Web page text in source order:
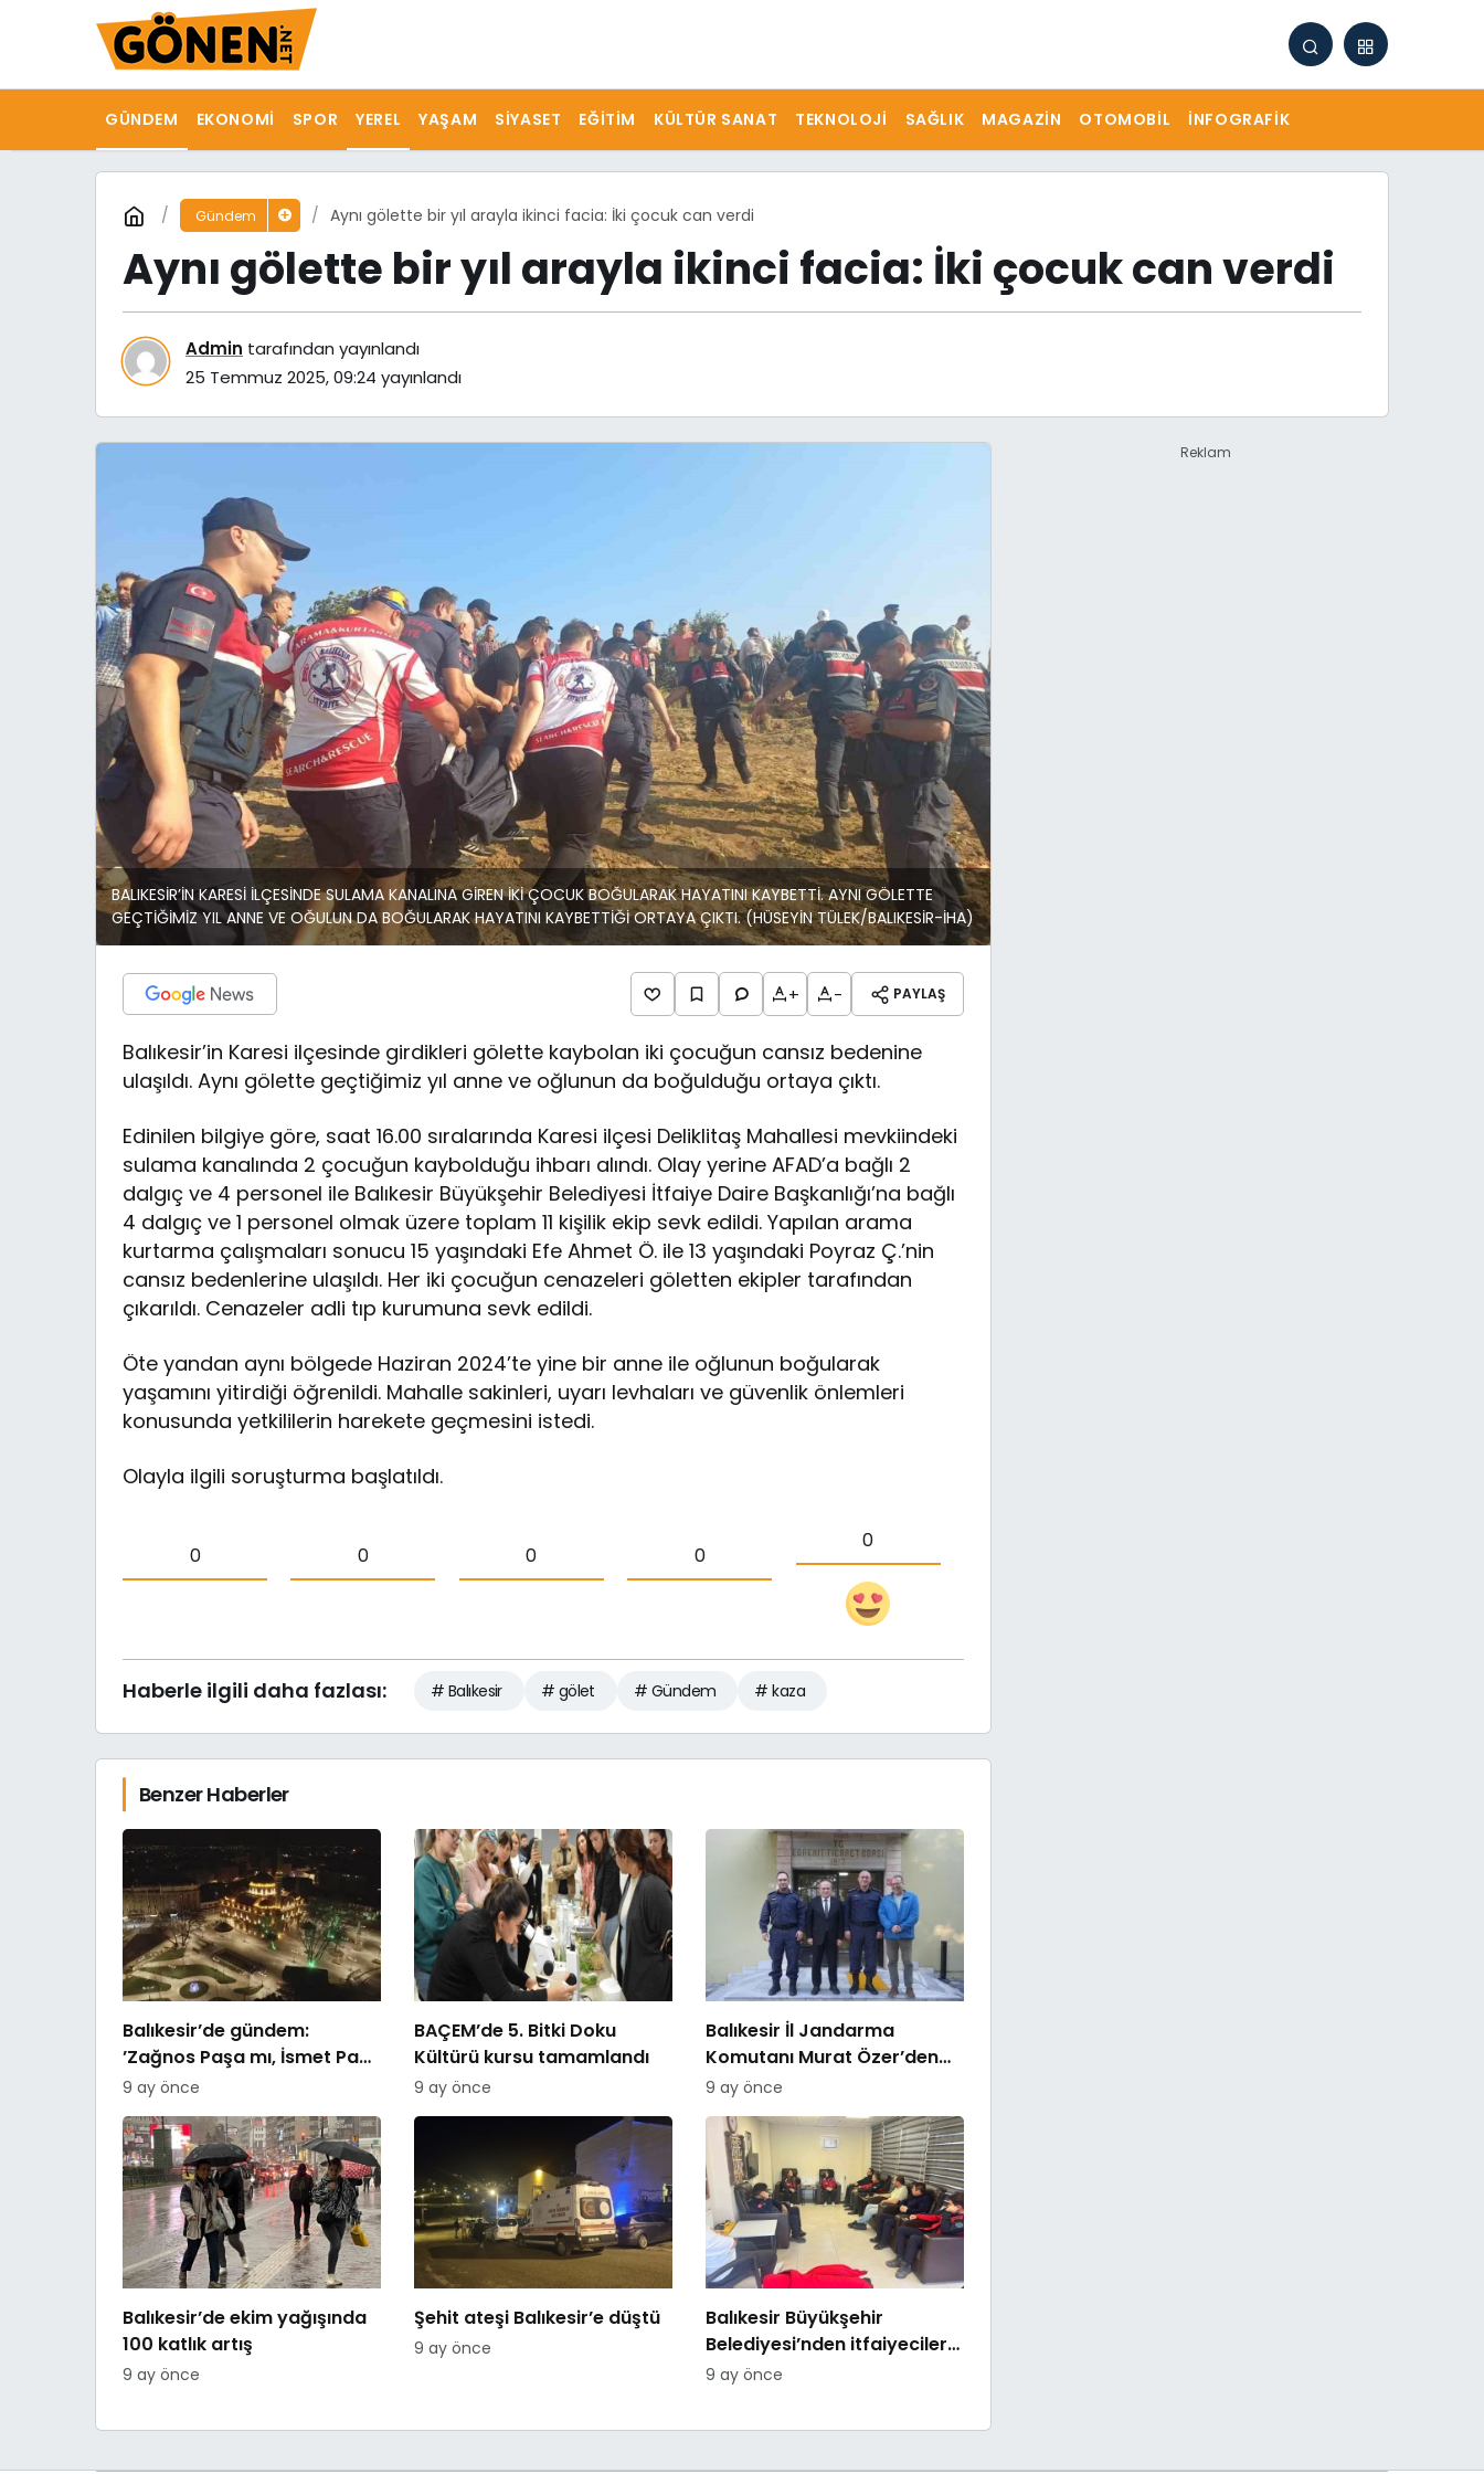
GÜNDEM EKONOMI SPOR YEREL YAŞAM SIYASET EĞITIM KÜLTÜR SANAT TEKNOLOJI SAĞLIK MAGAZIN OTOMOBIL İNFOGRAFIK
Gündem Aynı gölette bir yıl arayla ikinci facia: İki çocuk can verdi
Aynı gölette bir yıl arayla ikinci facia: İki çocuk can verdi
Admin tarafından yayınlandı
25 Temmuz 2025, 09:24 yayınlandı
BALIKESİR’İN KARESİ İLÇESİNDE SULAMA KANALINA GİREN İKİ ÇOCUK BOĞULARAK HAYATINI KAYBETTİ. AYNI GÖLETTE
GEÇTİĞİMİZ YIL ANNE VE OĞULUN DA BOĞULARAK HAYATINI KAYBETTİĞİ ORTAYA ÇIKTI. (HÜSEYİN TÜLEK/BALIKESİR-İHA)
+ - PAYLAŞ
Balıkesir’in Karesi ilçesinde girdikleri gölette kaybolan iki çocuğun cansız bedenine
ulaşıldı. Aynı gölette geçtiğimiz yıl anne ve oğlunun da boğulduğu ortaya çıktı.
Edinilen bilgiye göre, saat 16.00 sıralarında Karesi ilçesi Deliklitaş Mahallesi mevkiindeki
sulama kanalında 2 çocuğun kaybolduğu ihbarı alındı. Olay yerine AFAD’a bağlı 2
dalgıç ve 4 personel ile Balıkesir Büyükşehir Belediyesi İtfaiye Daire Başkanlığı’na bağlı
4 dalgıç ve 1 personel olmak üzere toplam 11 kişilik ekip sevk edildi. Yapılan arama
kurtarma çalışmaları sonucu 15 yaşındaki Efe Ahmet Ö. ile 13 yaşındaki Poyraz Ç.’nin
cansız bedenlerine ulaşıldı. Her iki çocuğun cenazeleri göletten ekipler tarafından
çıkarıldı. Cenazeler adli tıp kurumuna sevk edildi.
Öte yandan aynı bölgede Haziran 2024’te yine bir anne ile oğlunun boğularak
yaşamını yitirdiği öğrenildi. Mahalle sakinleri, uyarı levhaları ve güvenlik önlemleri
konusunda yetkililerin harekete geçmesini istedi.
Olayla ilgili soruşturma başlatıldı.
0 0 0 0
0
Haberle ilgili daha fazlası: # Balıkesir # gölet # Gündem # kaza
Benzer Haberler
Balıkesir’de gündem:
’Zağnos Paşa mı, İsmet Paşa
mı
9 ay önce
BAÇEM’de 5. Bitki Doku
Kültürü kursu tamamlandı
9 ay önce
Balıkesir İl Jandarma
Komutanı Murat Özer’den
Edremit Ticaret Odasına
ziyaret
9 ay önce
Balıkesir’de ekim yağışında
100 katlık artış
9 ay önce
Şehit ateşi Balıkesir’e düştü
9 ay önce
Balıkesir Büyükşehir
Belediyesi’nden itfaiyecilere
psikolojik destek
9 ay önce
Reklam